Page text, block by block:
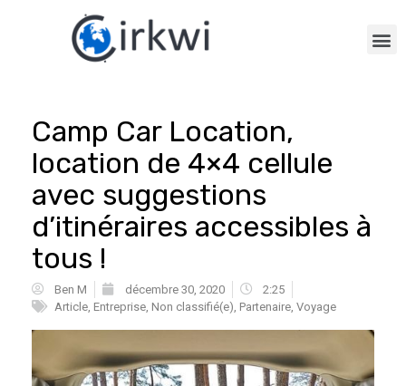
Camp Car Location,
location de 4×4 cellule
avec suggestions
d’itinéraires accessibles à
tous !
Ben M décembre 30, 2020
2:25
Article Entreprise Non classifié(e) Partenaire Voyage